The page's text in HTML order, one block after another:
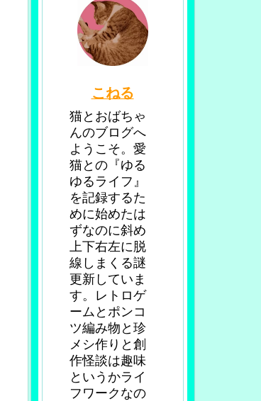
こねる
猫とおばちゃ
んのブログへ
ようこそ。愛
猫との『ゆる
ゆるライフ』
を記録するた
めに始めたは
ずなのに斜め
上下右左に脱
線しまくる謎
更新していま
す。レトロゲ
ームとポンコ
ツ編み物と珍
メシ作りと創
作怪談は趣味
というかライ
フワークなの